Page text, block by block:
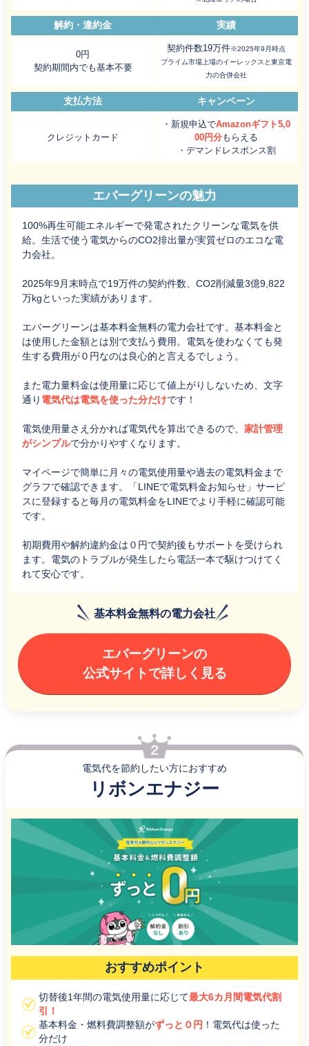
解約・違約金 実績
0円
契約期間内でも基本不要
契約件数19万件※2025年9月時点
プライム市場上場のイーレックスと東京電
力の合併会社
支払方法 キャンペーン
クレジットカード
・新規申込でAmazonギフト5,0
00円分もらえる
・デマンドレスポンス割
エバーグリーンの魅力
100%再生可能エネルギーで発電されたクリーンな電気を供
給。生活で使う電気からのCO2排出量が実質ゼロのエコな電
力会社。
2025年9月末時点で19万件の契約件数、CO2削減量3億9,822
万kgといった実績があります。
エバーグリーンは基本料金無料の電力会社です。基本料金と
は使用した金額とは別で支払う費用。電気を使わなくても発
生する費用が０円なのは良心的と言えるでしょう。
また電力量料金は使用量に応じて値上がりしないため、文字
通り 電気代は電気を使った分だけです！
電気使用量さえ分かれば電気代を算出できるので、 家計管理
がシンプルで分かりやすくなります。
マイページで簡単に月々の電気使用量や過去の電気料金まで
グラフで確認できます。「LINEで電気料金お知らせ」サービ
スに登録すると毎月の電気料金をLINEでより手軽に確認可能
です。
初期費用や解約違約金は０円で契約後もサポートを受けられ
ます。電気のトラブルが発生したら電話一本で駆けつけてく
れて安心です。
基本料金無料の電力会社
エバーグリーンの
公式サイトで詳しく見る
電気代を節約したい方におすすめ
リボンエナジー
おすすめポイント
切替後1年間の電気使用量に応じて最大6カ月間電気代割
引！
基本料金・燃料費調整額がずっと０円 ！電気代は使った
分だけ